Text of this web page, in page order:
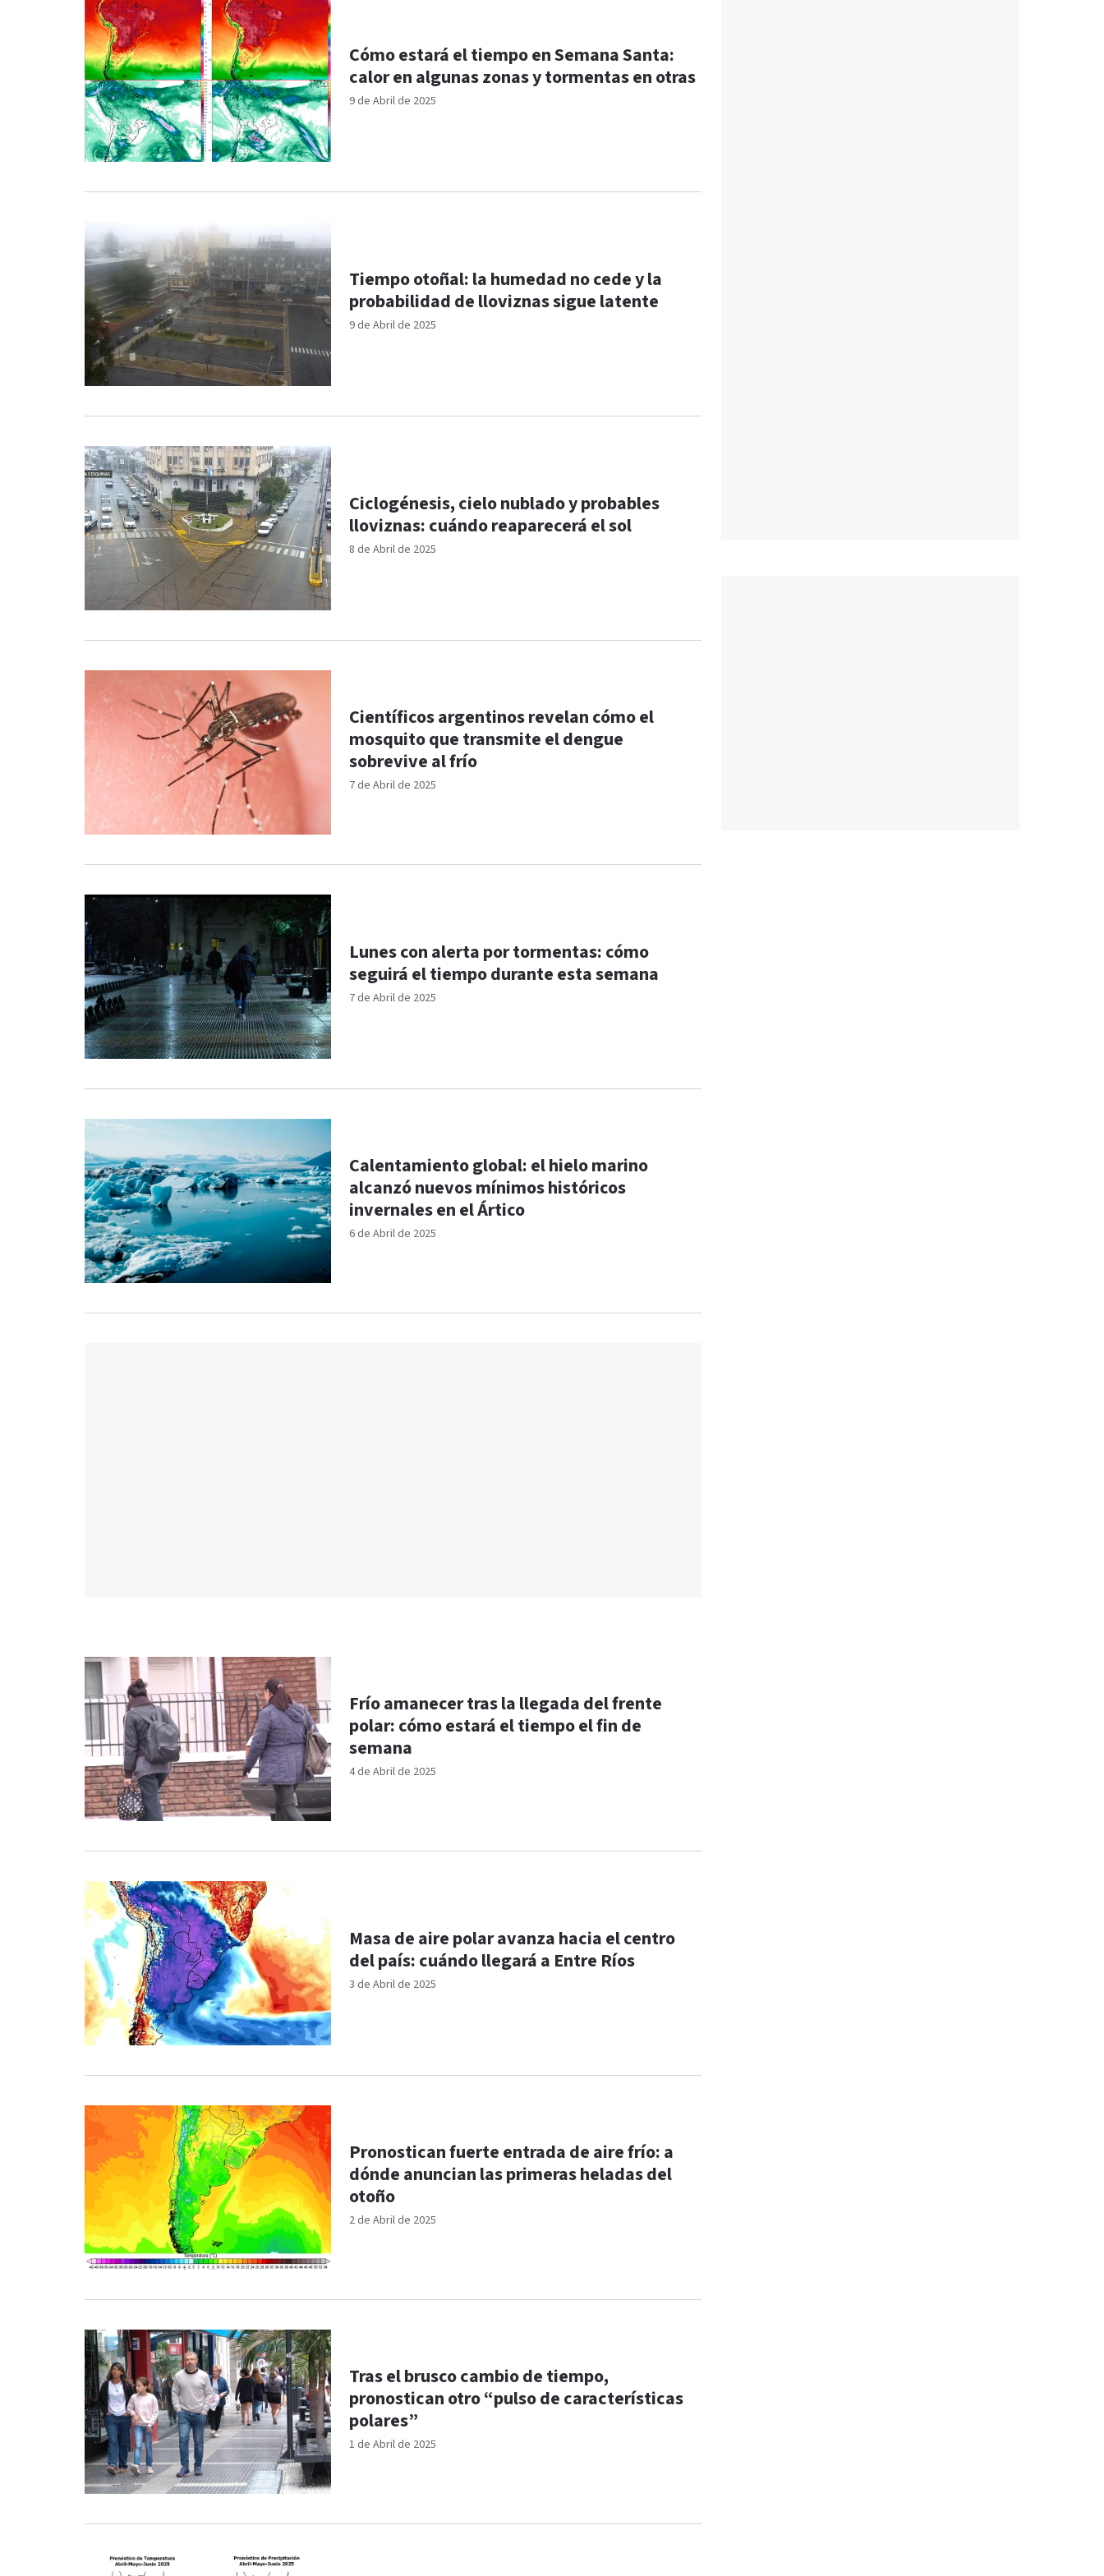
9 de Abril de 2025
Cómo estará el tiempo en Semana Santa:
calor en algunas zonas y tormentas en otras
9 de Abril de 2025
Tiempo otoñal: la humedad no cede y la
probabilidad de lloviznas sigue latente
8 de Abril de 2025
Ciclogénesis, cielo nublado y probables
lloviznas: cuándo reaparecerá el sol
7 de Abril de 2025
Científicos argentinos revelan cómo el
mosquito que transmite el dengue
sobrevive al frío
7 de Abril de 2025
Lunes con alerta por tormentas: cómo
seguirá el tiempo durante esta semana
6 de Abril de 2025
Calentamiento global: el hielo marino
alcanzó nuevos mínimos históricos
invernales en el Ártico
4 de Abril de 2025
Frío amanecer tras la llegada del frente
polar: cómo estará el tiempo el fin de
semana
3 de Abril de 2025
Masa de aire polar avanza hacia el centro
del país: cuándo llegará a Entre Ríos
2 de Abril de 2025
Pronostican fuerte entrada de aire frío: a
dónde anuncian las primeras heladas del
otoño
1 de Abril de 2025
Tras el brusco cambio de tiempo,
pronostican otro “pulso de características
polares”